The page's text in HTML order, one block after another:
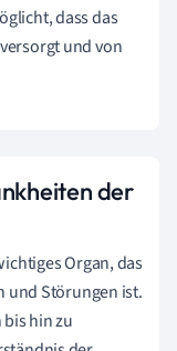
dass das
und von
der
Organ, das
und Störungen ist.
hin zu